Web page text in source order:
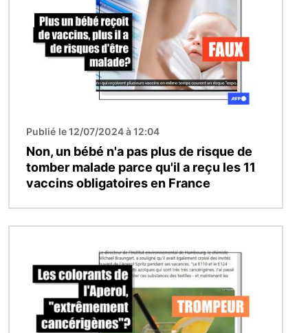
Publié le 12/07/2024 à 12:04
Non, un bébé n'a pas plus de risque de
tomber malade parce qu'il a reçu les 11
vaccins obligatoires en France